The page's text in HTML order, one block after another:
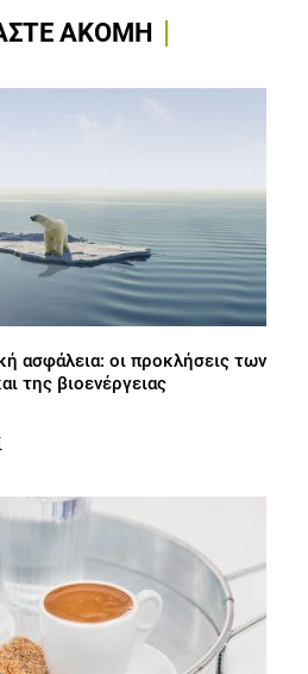
ΑΚΟΜΗ
ασφάλεια: οι προκλήσεις των
της βιοενέργειας